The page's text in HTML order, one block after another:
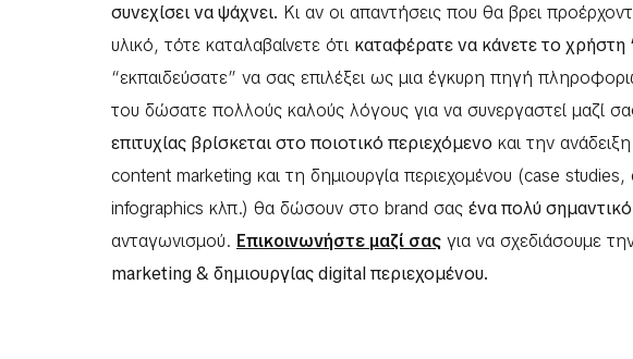
συνεχίσει να ψάχνει. Κι αν οι απαντήσεις που θα βρει
υλικό, τότε καταλαβαίνετε ότι καταφέρατε να κάνετε το χρήστη
“εκπαιδεύσατε” να σας επιλέξει ως μια έγκυρη πηγή
του δώσατε πολλούς καλούς λόγους για να συνεργαστεί μαζί
επιτυχίας βρίσκεται στο ποιοτικό περιεχόμενο και την
content marketing και τη δημιουργία περιεχομένου (case
infographics κλπ.) θα δώσουν στο brand σας ένα πολύ
ανταγωνισμού. Επικοινωνήστε μαζί σας για να σχεδιάσουμε
marketing & δημιουργίας digital περιεχομένου.